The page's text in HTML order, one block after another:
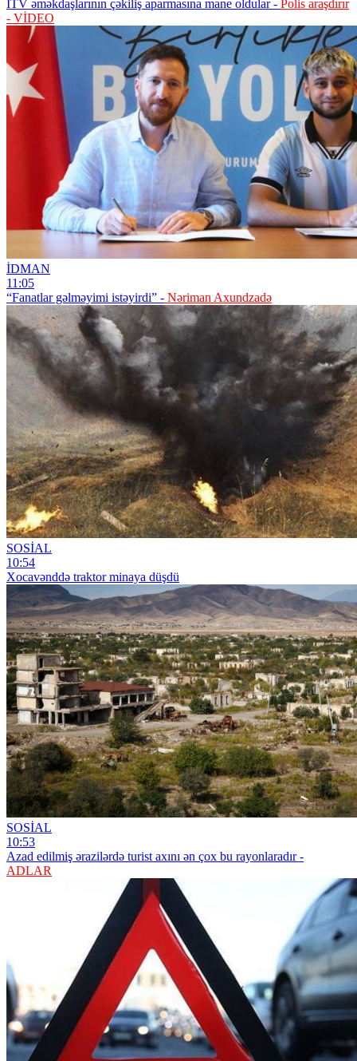
İTV əməkdaşlarının çəkiliş aparmasına mane oldular - Polis araşdırır
- VİDEO
İDMAN
11:05
“Fanatlar gəlməyimi istəyirdi” - Nəriman Axundzadə
SOSİAL
10:54
Xocavənddə traktor minaya düşdü
SOSİAL
10:53
Azad edilmiş ərazilərdə turist axını ən çox bu rayonlaradır -
ADLAR